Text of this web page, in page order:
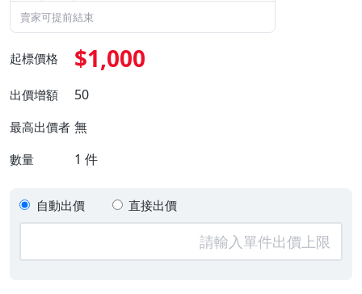
賣家可提前結束
起標價格 $1,000
出價增額 50
最高出價者 無
數量 1 件
自動出價 直接出價